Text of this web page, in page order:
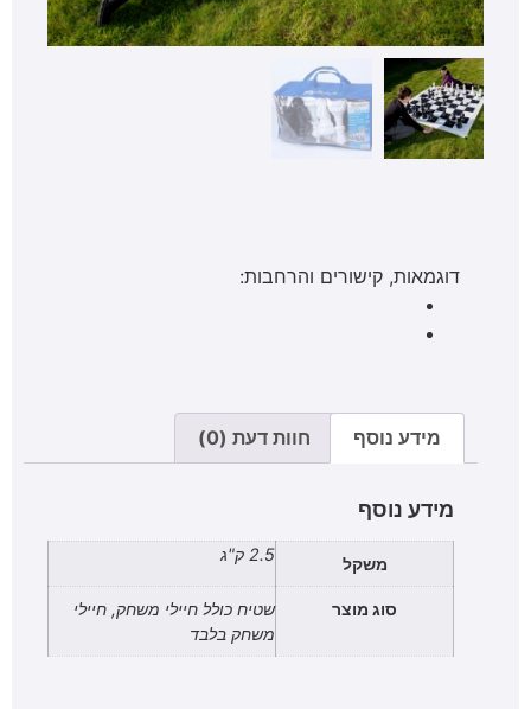
דוגמאות, קישורים והרחבות:
מידע נוסף חוות דעת (0)
מידע נוסף
משקל 2.5 ק"ג
סוג מוצר
שטיח כולל חיילי משחק, חיילי
משחק בלבד